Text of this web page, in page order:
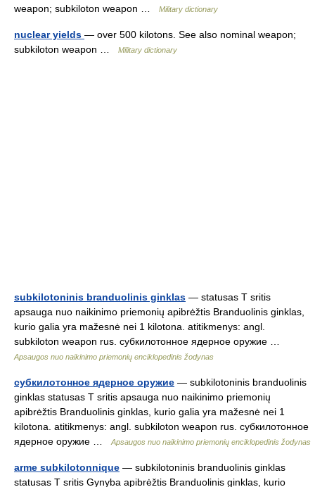
weapon; subkiloton weapon …
Military dictionary
nuclear yields — over 500 kilotons. See also nominal weapon;
subkiloton weapon …
Military dictionary
subkilotoninis branduolinis ginklas — statusas T sritis
apsauga nuo naikinimo priemonių apibrėžtis Branduolinis ginklas,
kurio galia yra mažesnė nei 1 kilotona. atitikmenys: angl.
subkiloton weapon rus. субкилотонное ядерное оружие …
Apsaugos nuo naikinimo priemonių enciklopedinis žodynas
субкилотонное ядерное оружие — subkilotoninis branduolinis
ginklas statusas T sritis apsauga nuo naikinimo priemonių
apibrėžtis Branduolinis ginklas, kurio galia yra mažesnė nei 1
kilotona. atitikmenys: angl. subkiloton weapon rus. субкилотонное
ядерное оружие …
Apsaugos nuo naikinimo priemonių enciklopedinis žodynas
arme subkilotonnique — subkilotoninis branduolinis ginklas
statusas T sritis Gynyba apibrėžtis Branduolinis ginklas, kurio